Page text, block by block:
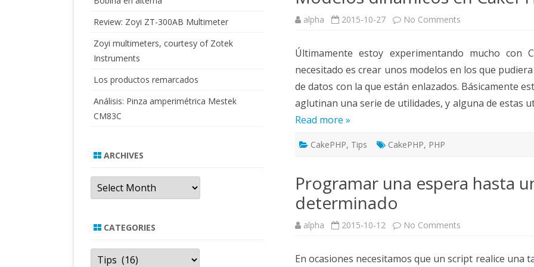
VALIDACIÓN DE CIF-NIF
alpha 2015-10-27 No Comments
CakePHP
Últimamente estoy experimentando mucho con
necesitado es crear unos modelos en los que
de datos con la que están enlazados. Básicamente
aglutinan una serie de utilidades, y alguna de estas
Read more »
CakePHP, Tips CakePHP, PHP
Programar una espera hasta
determinado
alpha 2015-10-12 No Comments
hasta
En ocasiones necesitamos que un script realice una
Review: Zoyi ZT-300AB Multimeter
Zoyi multimeters, courtesy of Zotek
Instruments
Los productos remarcados
Análisis: Pinza amperimétrica Mestek
CM83C
ARCHIVES
Archives
CATEGORIES
Categories